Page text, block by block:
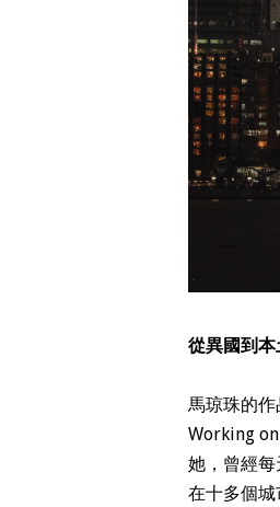
從異國到本
馬琼珠的作
Working
她，曾經
在十多個